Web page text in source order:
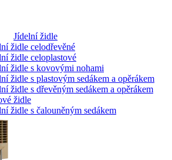
Jídelní židle
židle celodřevěné
židle celoplastové
židle s kovovými nohami
židle s plastovým sedákem a opěrákem
židle s dřevěným sedákem a opěrákem
židle
židle s čalouněným sedákem